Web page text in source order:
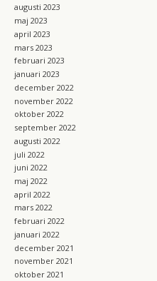
augusti 2023
maj 2023
april 2023
mars 2023
februari 2023
januari 2023
december 2022
november 2022
oktober 2022
september 2022
augusti 2022
juli 2022
juni 2022
maj 2022
april 2022
mars 2022
februari 2022
januari 2022
december 2021
november 2021
oktober 2021